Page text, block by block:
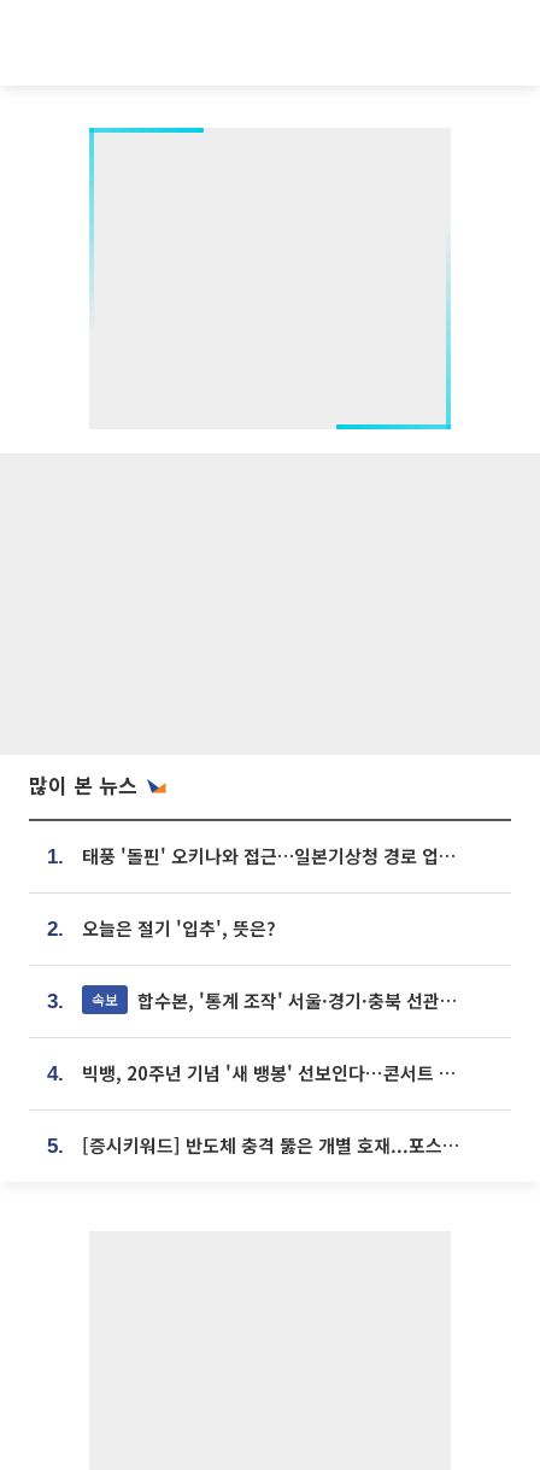
많이 본 뉴스
1. 태풍 '돌핀' 오키나와 접근…일본기상청 경로 업데이트
2. 오늘은 절기 '입추', 뜻은?
3. 속보 합수본, '통계 조작' 서울·경기·충북 선관위 등 추가 압수수색
4. 빅뱅, 20주년 기념 '새 뱅봉' 선보인다⋯콘서트 앞두고 팝업 개최
5. [증시키워드] 반도체 충격 뚫은 개별 호재...포스코퓨처엠·에코프로·한화솔루션 '눈길'